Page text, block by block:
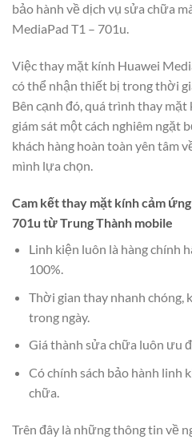
bảo hành về dịch vụ sửa chữa
MediaPad T1 – 701u.
Việc thay mặt kính Huawei
có thể nhận thiết bị trong thời
Bên cạnh đó, quá trình thay
giám sát một cách nghiêm ngặt
khách hàng hoàn toàn yên tâm
mình lựa chọn.
Cam kết thay mặt kính cảm
701u từ Trung Thành mobile
Linh kiện luôn là hàng chính
100%.
Thời gian thay nhanh chóng,
trong ngày.
Giá thành sửa chữa luôn ưu
Có chính sách bảo hành linh
chữa.
Trên đây là những thông tin về